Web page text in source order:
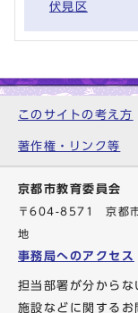
伏見区
このサイトの考え方
著作権・リンク等
京都市教育委員会
〒604-8571 京都市
地
事務局へのアクセス
担当部署が分からな
施設などに関するお